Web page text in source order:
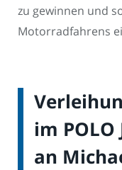
zu gewinnen und
Motorradfahrens
im
an